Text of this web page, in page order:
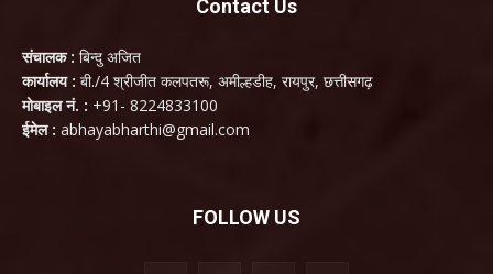
Contact Us
संचालक : बिन्दु अजित
कार्यालय : बी./4 श्रीजीत कलपतरू, अमील्हडीह, रायपुर, छत्तीसगढ़
मोबाइल नं. : +91- 8224833100
ईमेल : abhayabharthi@gmail.com
FOLLOW US